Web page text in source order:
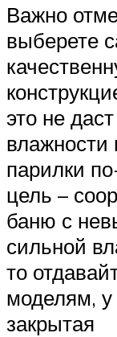
Важно
выберете
это не
влажности
парилки
цель –
баню с
сильной
то
моделям, у
закрытая